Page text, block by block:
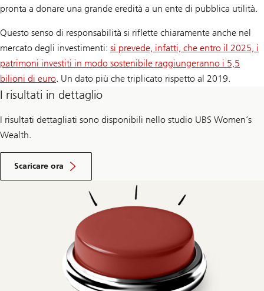
pronta a donare una grande eredità a un ente di pubblica utilità.
Questo senso di responsabilità si riflette chiaramente anche nel
mercato degli investimenti: si prevede, infatti, che entro il 2025, i
patrimoni investiti in modo sostenibile raggiungeranno i 5,5
bilioni di euro. Un dato più che triplicato rispetto al 2019.
I risultati in dettaglio
I risultati dettagliati sono disponibili nello studio UBS Women’s
Wealth.
Scaricare ora
S
c